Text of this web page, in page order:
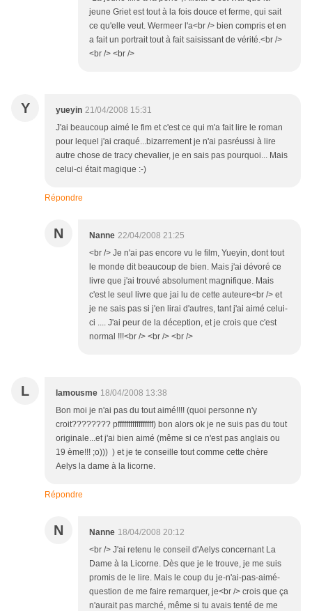
jeune Griet est tout à la fois douce et ferme, qui sait
ce qu'elle veut. Wermeer l'a<br /> bien compris et en
a fait un portrait tout à fait saisissant de vérité.<br />
<br /> <br />
Y yueyin 21/04/2008 15:31
J'ai beaucoup aimé le fim et c'est ce qui m'a fait lire le roman
pour lequel j'ai craqué...bizarrement je n'ai pasréussi à lire
autre chose de tracy chevalier, je en sais pas pourquoi... Mais
celui-ci était magique :-)
Répondre
N Nanne 22/04/2008 21:25
<br /> Je n'ai pas encore vu le film, Yueyin, dont tout
le monde dit beaucoup de bien. Mais j'ai dévoré ce
livre que j'ai trouvé absolument magnifique. Mais
c'est le seul livre que jai lu de cette auteure<br /> et
je ne sais pas si j'en lirai d'autres, tant j'ai aimé celui-
ci .... J'ai peur de la déception, et je crois que c'est
normal !!!<br /> <br /> <br />
L lamousme 18/04/2008 13:38
Bon moi je n'ai pas du tout aimé!!!! (quoi personne n'y
croit???????? pfffffffffffffffff) bon alors ok je ne suis pas du tout
originale...et j'ai bien aimé (même si ce n'est pas anglais ou
19 ème!!! ;o))) ) et je te conseille tout comme cette chère
Aelys la dame à la licorne.
Répondre
N Nanne 18/04/2008 20:12
<br /> J'ai retenu le conseil d'Aelys concernant La
Dame à la Licorne. Dès que je le trouve, je me suis
promis de le lire. Mais le coup du je-n'ai-pas-aimé-
question de me faire remarquer, je<br /> crois que ça
n'aurait pas marché, même si tu avais tenté de me